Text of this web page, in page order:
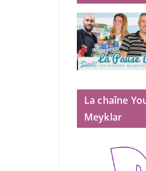
La chaîne
Meyklar